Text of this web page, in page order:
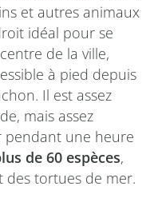
et autres animaux
idéal pour se
de la ville,
à pied depuis
Il est assez
mais assez
pendant une heure
de 60 espèces,
des tortues de mer.